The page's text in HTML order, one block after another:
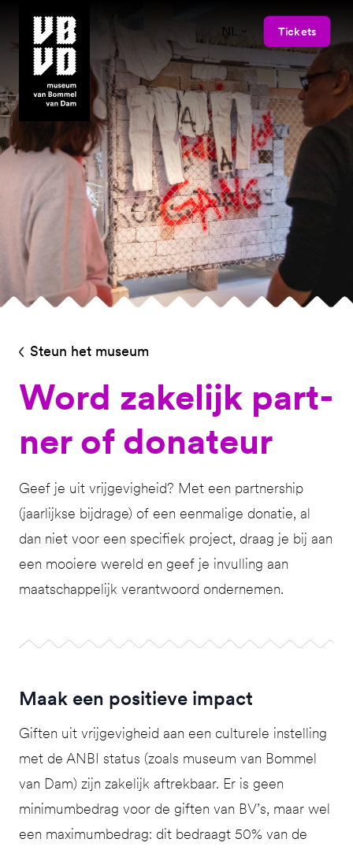
museum van Bommel van Dam
NL Tickets
Steun het museum
Word zake­lijk part­
ner of donateur
Geef je uit vrijgevigheid? Met een partnership
(jaarlijkse bijdrage) of een eenmalige donatie, al
dan niet voor een specifiek project, draag je bij aan
een mooiere wereld en geef je invulling aan
maatschappelijk verantwoord ondernemen.
Maak een positieve impact
Giften uit vrijgevigheid aan een culturele instelling
met de ANBI status (zoals museum van Bommel
van Dam) zijn zakelijk aftrekbaar. Er is geen
minimumbedrag voor de giften van BV’s, maar wel
een maximumbedrag: dit bedraagt 50% van de